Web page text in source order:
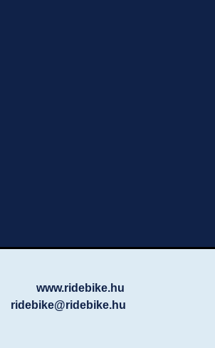
www.ridebike.hu
ridebike@ridebike.hu